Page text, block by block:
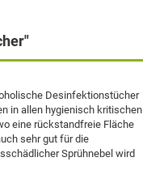
Desinfektionstücher
in allen hygienisch kritischen
eine rückstandfreie Fläche
sehr gut für die
Sprühnebel wird